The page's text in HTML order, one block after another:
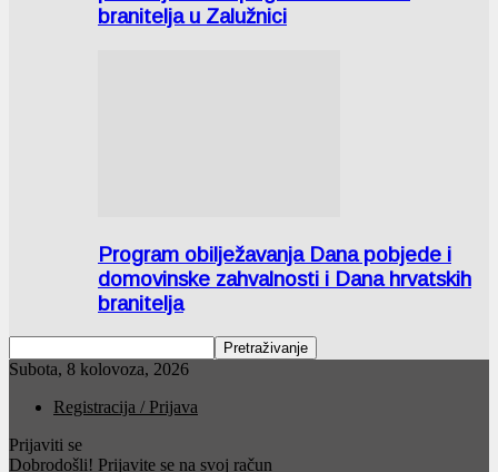
branitelja u Zalužnici
Program obilježavanja Dana pobjede i
domovinske zahvalnosti i Dana hrvatskih
branitelja
Subota, 8 kolovoza, 2026
Registracija / Prijava
Prijaviti se
Dobrodošli! Prijavite se na svoj račun